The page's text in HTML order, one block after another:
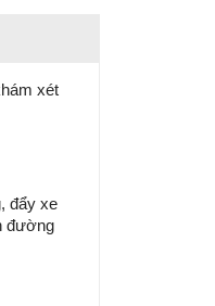
xét
đẩy xe
đường